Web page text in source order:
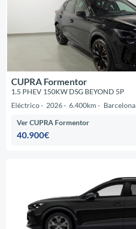
CUPRA Formentor
1.5 PHEV 150KW DSG BEYOND 5P
Eléctrico
2026 6.400km Barcelona
Ver CUPRA Formentor
40.900€